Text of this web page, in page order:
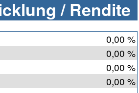
/ Rendite
0,00 %
0,00 %
0,00 %
0,00 %